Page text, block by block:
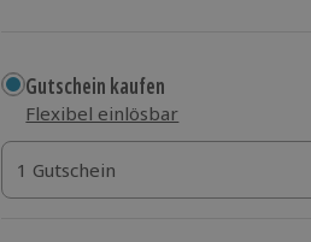
Gutschein kaufen
Flexibel einlösbar
1 Gutschein
1 Gutschein
1 Gutschein